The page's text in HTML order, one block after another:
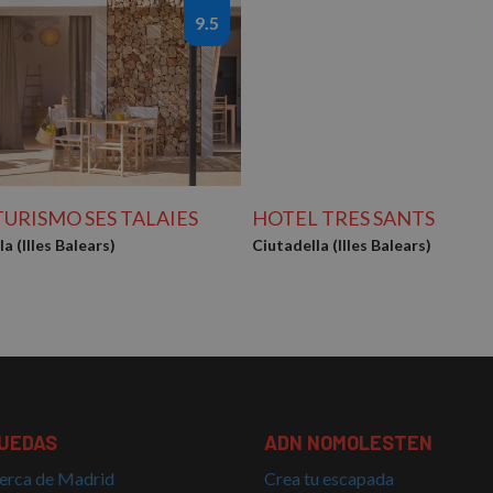
9.5
SES TALAIES
(Illes Balears)
HOTEL TRES SANTS
Ciutadella (Illes Balears)
de Madrid
ADN NOMOLESTEN
Crea tu escapada